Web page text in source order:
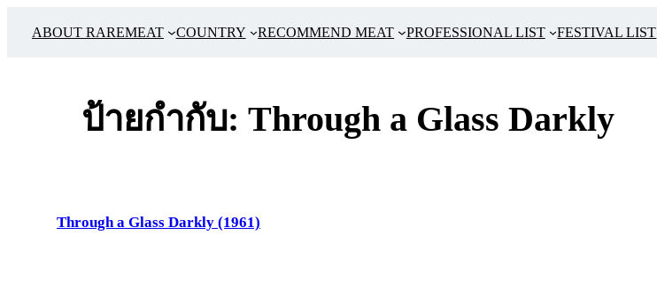
ABOUT RAREMEAT COUNTRY RECOMMEND MEAT PROFESSIONAL LIST FESTIVAL LIST
ป้ายกำกับ: Through a Glass Darkly
Through a Glass Darkly (1961)